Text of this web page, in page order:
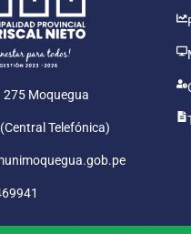
275 Moquegua
Telefónica)